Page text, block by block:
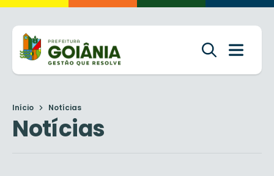
Início Notícias
Notícias